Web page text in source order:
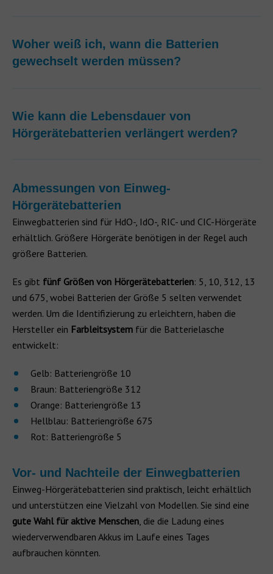
Woher weiß ich, wann die Batterien
gewechselt werden müssen?
Wie kann die Lebensdauer von
Hörgerätebatterien verlängert werden?
Abmessungen von Einweg-
Hörgerätebatterien
Einwegbatterien sind für HdO-, IdO-, RIC- und CIC-Hörgeräte
erhältlich. Größere Hörgeräte benötigen in der Regel auch
größere Batterien.
Es gibt fünf Größen von Hörgerätebatterien: 5, 10, 312, 13
und 675, wobei Batterien der Größe 5 selten verwendet
werden. Um die Identifizierung zu erleichtern, haben die
Hersteller ein Farbleitsystem für die Batterielasche
entwickelt:
Gelb: Batteriengröße‎ 10
Braun: Batteriengröße 312
Orange: Batteriengröße 13
Hellblau: Batteriengröße 675
Rot: Batteriengröße 5
Vor- und Nachteile der Einwegbatterien
Einweg-Hörgerätebatterien sind praktisch, leicht erhältlich
und unterstützen eine Vielzahl von Modellen. Sie sind eine
gute Wahl für aktive Menschen, die die Ladung eines
wiederverwendbaren Akkus im Laufe eines Tages
aufbrauchen könnten.